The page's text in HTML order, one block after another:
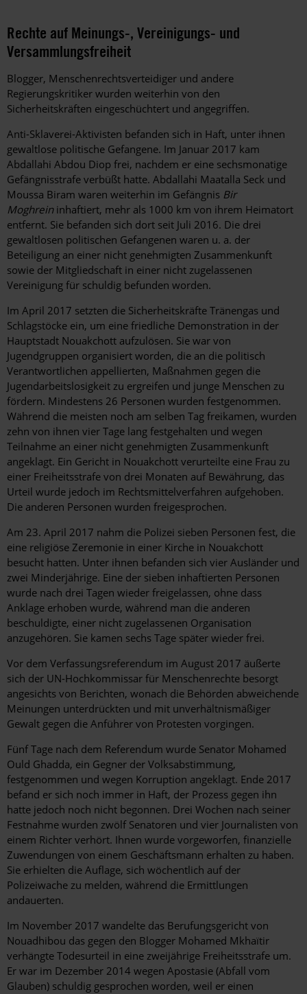
Rechte auf Meinungs-, Vereinigungs- und
Versammlungsfreiheit
Blogger, Menschenrechtsverteidiger und andere
Regierungskritiker wurden weiterhin von den
Sicherheitskräften eingeschüchtert und angegriffen.
Anti-Sklaverei-Aktivisten befanden sich in Haft, unter ihnen
gewaltlose politische Gefangene. Im Januar 2017 kam
Abdallahi Abdou Diop frei, nachdem er eine sechsmonatige
Gefängnisstrafe verbüßt hatte. Abdallahi Maatalla Seck und
Moussa Biram waren weiterhin im Gefängnis Bir
Moghreininhaftiert, mehr als 1000 km von ihrem Heimatort
entfernt. Sie befanden sich dort seit Juli 2016. Die drei
gewaltlosen politischen Gefangenen waren u. a. der
Beteiligung an einer nicht genehmigten Zusammenkunft
sowie der Mitgliedschaft in einer nicht zugelassenen
Vereinigung für schuldig befunden worden.
Im April 2017 setzten die Sicherheitskräfte Tränengas und
Schlagstöcke ein, um eine friedliche Demonstration in der
Hauptstadt Nouakchott aufzulösen. Sie war von
Jugendgruppen organisiert worden, die an die politisch
Verantwortlichen appellierten, Maßnahmen gegen die
Jugendarbeitslosigkeit zu ergreifen und junge Menschen zu
fördern. Mindestens 26 Personen wurden festgenommen.
Während die meisten noch am selben Tag freikamen, wurden
zehn von ihnen vier Tage lang festgehalten und wegen
Teilnahme an einer nicht genehmigten Zusammenkunft
angeklagt. Ein Gericht in Nouakchott verurteilte eine Frau zu
einer Freiheitsstrafe von drei Monaten auf Bewährung, das
Urteil wurde jedoch im Rechtsmittelverfahren aufgehoben.
Die anderen Personen wurden freigesprochen.
Am 23. April 2017 nahm die Polizei sieben Personen fest, die
eine religiöse Zeremonie in einer Kirche in Nouakchott
besucht hatten. Unter ihnen befanden sich vier Ausländer und
zwei Minderjährige. Eine der sieben inhaftierten Personen
wurde nach drei Tagen wieder freigelassen, ohne dass
Anklage erhoben wurde, während man die anderen
beschuldigte, einer nicht zugelassenen Organisation
anzugehören. Sie kamen sechs Tage später wieder frei.
Vor dem Verfassungsreferendum im August 2017 äußerte
sich der UN-Hochkommissar für Menschenrechte besorgt
angesichts von Berichten, wonach die Behörden abweichende
Meinungen unterdrückten und mit unverhältnismäßiger
Gewalt gegen die Anführer von Protesten vorgingen.
Fünf Tage nach dem Referendum wurde Senator Mohamed
Ould Ghadda, ein Gegner der Volksabstimmung,
festgenommen und wegen Korruption angeklagt. Ende 2017
befand er sich noch immer in Haft, der Prozess gegen ihn
hatte jedoch noch nicht begonnen. Drei Wochen nach seiner
Festnahme wurden zwölf Senatoren und vier Journalisten von
einem Richter verhört. Ihnen wurde vorgeworfen, finanzielle
Zuwendungen von einem Geschäftsmann erhalten zu haben.
Sie erhielten die Auflage, sich wöchentlich auf der
Polizeiwache zu melden, während die Ermittlungen
andauerten.
Im November 2017 wandelte das Berufungsgericht von
Nouadhibou das gegen den Blogger Mohamed Mkhaïtir
verhängte Todesurteil in eine zweijährige Freiheitsstrafe um.
Er war im Dezember 2014 wegen Apostasie (Abfall vom
Glauben) schuldig gesprochen worden, weil er einen